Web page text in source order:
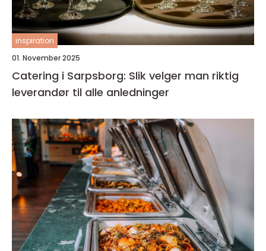
inspiration
01. November 2025
Catering i Sarpsborg: Slik velger man riktig
leverandør til alle anledninger